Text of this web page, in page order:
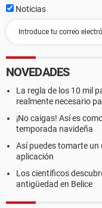
Noticias
NOVEDADES
La regla de los 10 mil
realmente necesario
¡No caigas! Así es
temporada navideña
Así puedes tomarte un
aplicación
Los científicos
antigüedad en Belice